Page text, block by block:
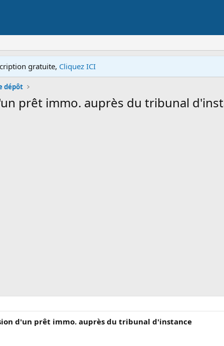
gratuite, Cliquez ICI
dépôt
prêt immo. auprès du tribunal
d'un prêt immo. auprès du tribunal d'instance